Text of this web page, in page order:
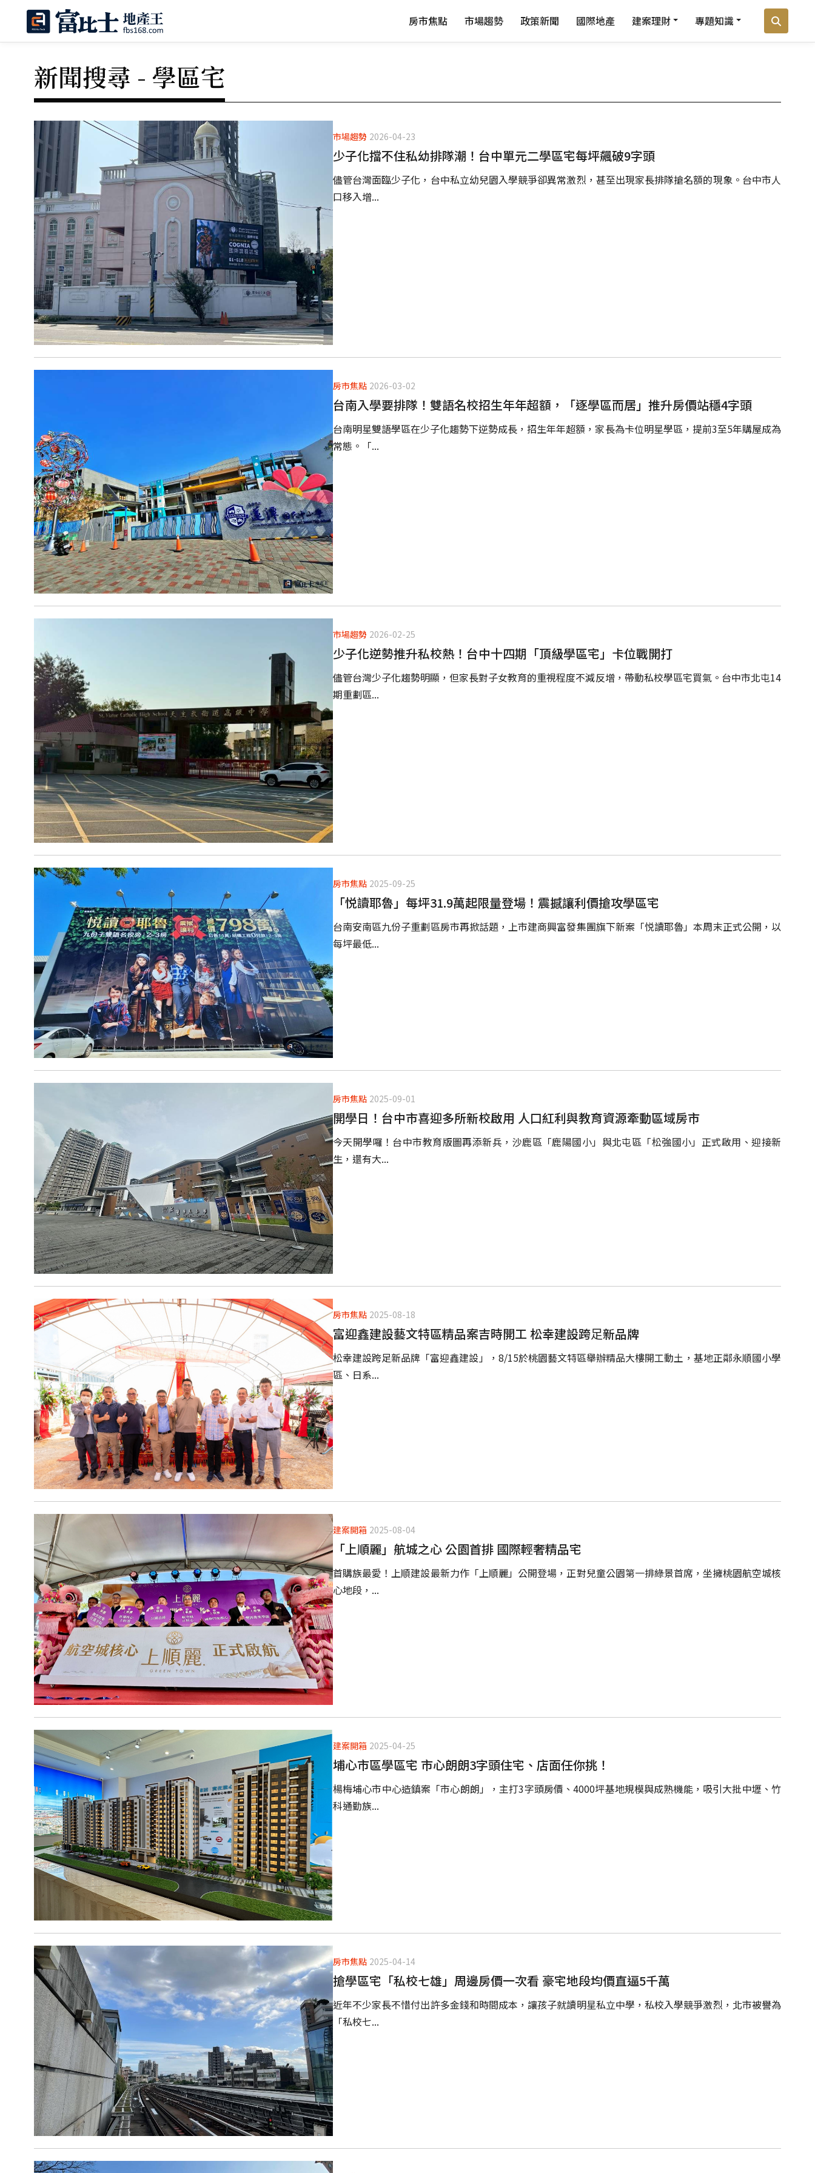
房市焦點 市場趨勢 政策新聞 國際地產 建案理財 專題知識
新聞搜尋 - 學區宅
市場趨勢 2026-04-23
少子化擋不住私幼排隊潮！台中單元二學區宅每坪飆破9字頭
儘管台灣面臨少子化，台中私立幼兒園入學競爭卻異常激烈，甚至出現家長排隊搶名額的現象。台中市人
口移入增...
房市焦點 2026-03-02
台南入學要排隊！雙語名校招生年年超額，「逐學區而居」推升房價站穩4字頭
台南明星雙語學區在少子化趨勢下逆勢成長，招生年年超額，家長為卡位明星學區，提前3至5年購屋成為
常態。「...
市場趨勢 2026-02-25
少子化逆勢推升私校熱！台中十四期「頂級學區宅」卡位戰開打
儘管台灣少子化趨勢明顯，但家長對子女教育的重視程度不減反增，帶動私校學區宅買氣。台中市北屯14
期重劃區...
房市焦點 2025-09-25
「悦讀耶魯」每坪31.9萬起限量登場！震撼讓利價搶攻學區宅
台南安南區九份子重劃區房市再掀話題，上市建商興富發集團旗下新案「悦讀耶魯」本周末正式公開，以
每坪最低...
房市焦點 2025-09-01
開學日！台中市喜迎多所新校啟用 人口紅利與教育資源牽動區域房市
今天開學囉！台中市教育版圖再添新兵，沙鹿區「鹿陽國小」與北屯區「松強國小」正式啟用、迎接新
生，還有大...
房市焦點 2025-08-18
富迎鑫建設藝⽂特區精品案吉時開⼯ 松幸建設跨⾜新品牌
松幸建設跨足新品牌「富迎鑫建設」，8/15於桃園藝文特區舉辦精品大樓開工動土，基地正鄰永順國小學
區、日系...
建案開箱 2025-08-04
「上順麗」航城之心 公園首排 國際輕奢精品宅
首購族最愛！上順建設最新力作「上順麗」公開登場，正對兒童公園第一排綠景首席，坐擁桃園航空城核
心地段，...
建案開箱 2025-04-25
埔心市區學區宅 市心朗朗3字頭住宅、店面任你挑！
楊梅埔心市中心造鎮案「市心朗朗」，主打3字頭房價、4000坪基地規模與成熟機能，吸引大批中壢、竹
科通勤族...
房市焦點 2025-04-14
搶學區宅「私校七雄」周邊房價一次看 豪宅地段均價直逼5千萬
近年不少家長不惜付出許多金錢和時間成本，讓孩子就讀明星私立中學，私校入學競爭激烈，北市被譽為
「私校七...